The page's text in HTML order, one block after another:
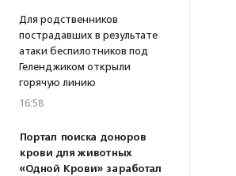
Для родственников
пострадавших в результате
атаки беспилотников под
Геленджиком открыли
горячую линию
16:58
Портал поиска доноров
крови для животных
«Одной Крови» заработал